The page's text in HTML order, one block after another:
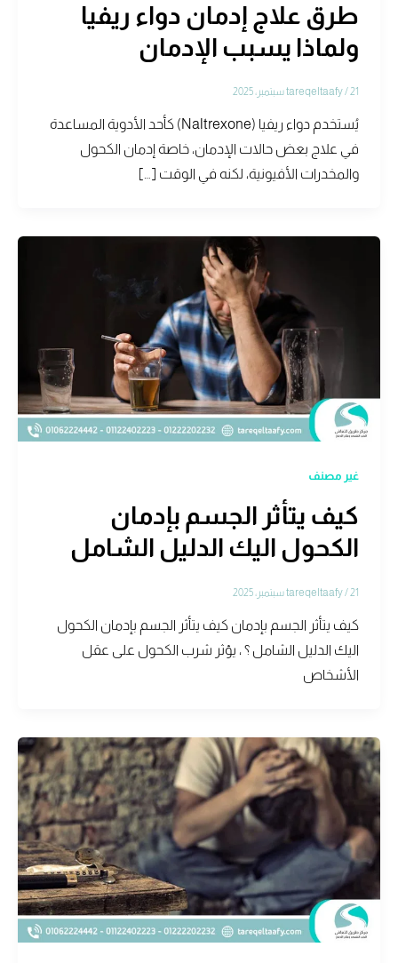
طرق علاج إدمان دواء ريفيا
ولماذا يسبب الإدمان
tareqeltaafy/21 سبتمبر، 2025
يُستخدم دواء ريفيا (Naltrexone) كأحد الأدوية المساعدة
في علاج بعض حالات الإدمان، خاصة إدمان الكحول
والمخدرات الأفيونية، لكنه في الوقت […]
غير مصنف
كيف يتأثر الجسم بإدمان
الكحول اليك الدليل الشامل
tareqeltaafy/ 21 سبتمبر، 2025
كيف يتأثر الجسم بإدمان كيف يتأثر الجسم بإدمان الكحول
اليك الدليل الشامل ؟ ، يؤثر شرب الكحول على عقل
الأشخاص